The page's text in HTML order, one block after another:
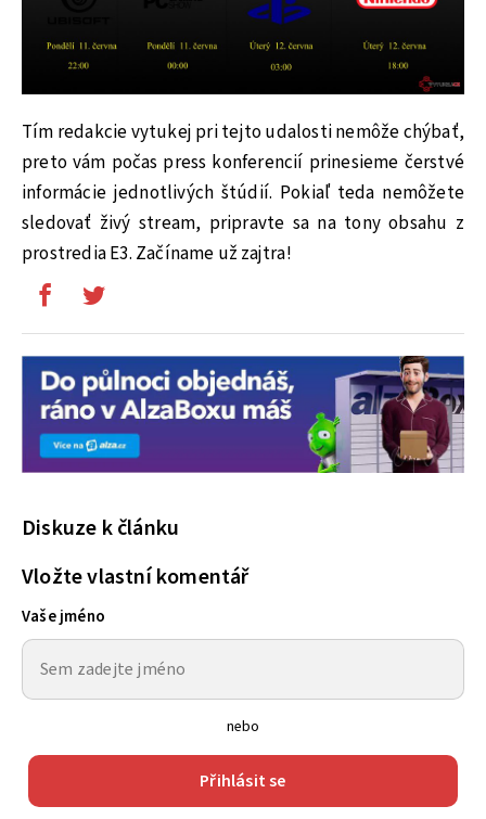
Tím redakcie vytukej pri tejto udalosti nemôže chýbať,
preto vám počas press konferencií prinesieme čerstvé
informácie jednotlivých štúdií. Pokiaľ teda nemôžete
sledovať živý stream, pripravte sa na tony obsahu z
prostredia E3. Začíname už zajtra!
Diskuze k článku
Vložte vlastní komentář
Vaše jméno
nebo
Přihlásit se